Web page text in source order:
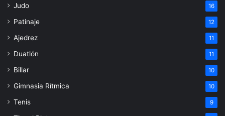
Judo 16
Patinaje 12
Ajedrez 11
Duatlón 11
Billar 10
Gimnasia Rítmica 10
Tenis 9